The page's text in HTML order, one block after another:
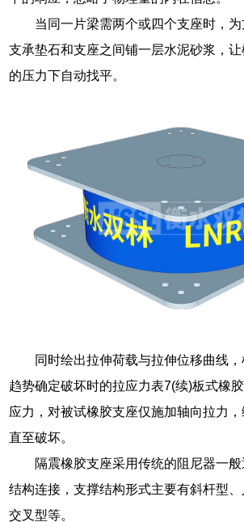
当同一片梁需两个或四个支座时，
支承垫石和支座之间铺一层水泥砂浆，
的压力下自动找平。
同时绘出拉伸荷载与拉伸位移曲线
趋势确定破坏时的拉应力表7(续)板式橡
应力，对被试橡胶支座仅施加轴向拉力，
直至破坏。
隔震橡胶支座采用传统的阻尼器一
结构连接，支撑结构形式主要有斜杆型、
交叉型等。